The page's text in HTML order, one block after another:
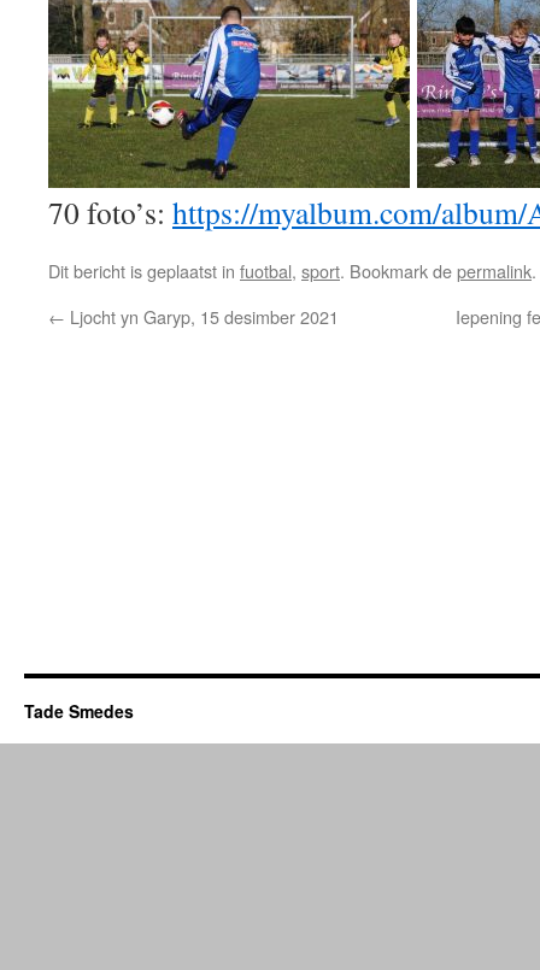
70 foto’s: https://myalbum.com/
Dit bericht is geplaatst in fuotbal, sport. Bookmark depermalink.
← Ljocht yn Garyp, 15 desimber 2021 Iepening
Tade Smedes